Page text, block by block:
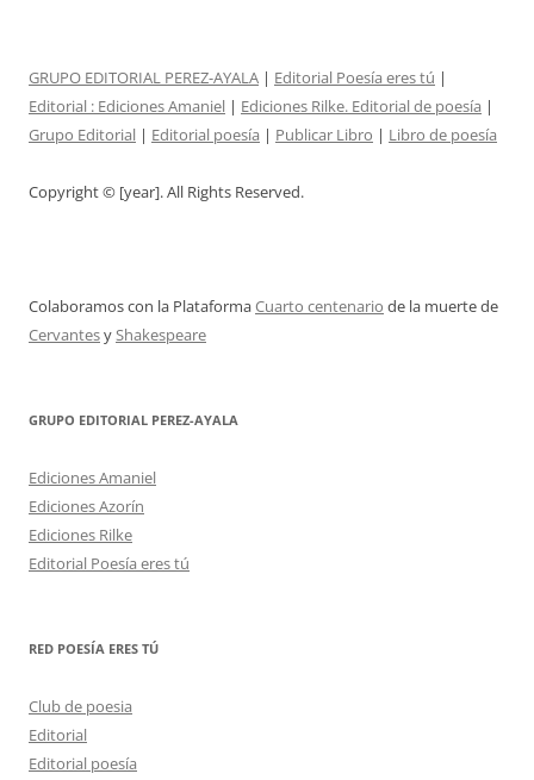
GRUPO EDITORIAL PEREZ-AYALA | Editorial Poesía eres tú |
Editorial : Ediciones Amaniel | Ediciones Rilke. Editorial de poesía |
Grupo Editorial | Editorial poesía | Publicar Libro | Libro de poesía
Copyright © [year]. All Rights Reserved.
Colaboramos con la PlataformaCuarto centenario de la muerte de
CervantesyShakespeare
GRUPO EDITORIAL PEREZ-AYALA
Ediciones Amaniel
Ediciones Azorín
Ediciones Rilke
Editorial Poesía eres tú
RED POESÍA ERES TÚ
Club de poesia
Editorial
Editorial poesía